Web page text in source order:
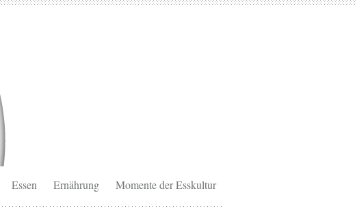
Essen Ernährung Momente der Esskultur